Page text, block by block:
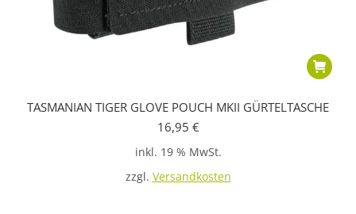
TASMANIAN TIGER GLOVE POUCH MKII GÜRTELTASCHE
16,95 €
inkl. 19 % MwSt.
zzgl. Versandkosten